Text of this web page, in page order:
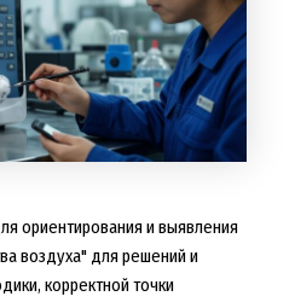
ориентирования и выявления
воздуха" для решений и
корректной точки